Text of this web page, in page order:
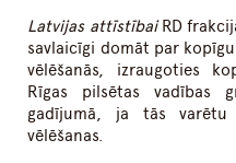
Latvijas attīstībaiRD
savlaicīgi domāt par
vēlēšanās, izraugoties
Rīgas pilsētas vadības
gadījumā, ja tās
vēlēšanas.